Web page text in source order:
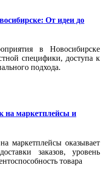
От идеи до
в Новосибирске
специфики, доступа к
подхода.
на маркетплейсы и
маркетплейсы оказывает
заказов, уровень
товара